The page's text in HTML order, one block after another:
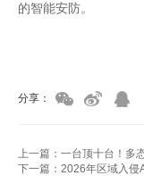
的智能安防。
分享：